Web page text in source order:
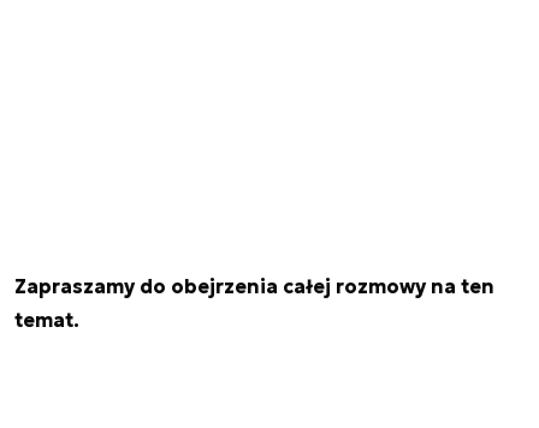
Zapraszamy do obejrzenia całej rozmowy na ten
temat.